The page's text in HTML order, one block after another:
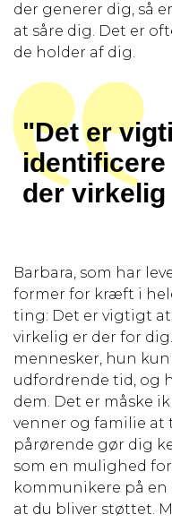
der generer dig, så
at såre dig. Det er
de holder af dig.
"Det er
identificere
der
Barbara, som har
former for kræft i
ting: Det er vigtigt at
virkelig er der for
mennesker, hun
udfordrende tid, og
dem. Det er måske
venner og familie at
pårørende gør dig
som en mulighed
kommunikere på en
at du bliver støttet.